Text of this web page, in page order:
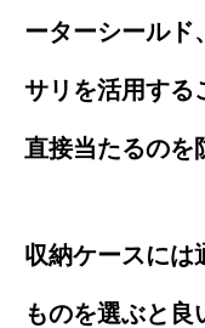
ーターシールド
サリを活用する
直接当たるのを
収納ケースには
ものを選ぶと良